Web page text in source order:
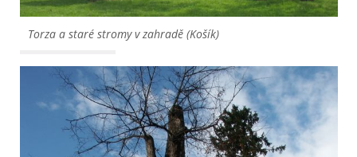
Torza a staré stromy v zahradě (Košík)